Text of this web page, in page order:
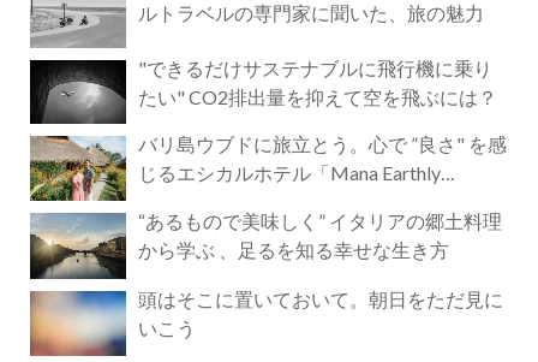
ルトラベルの専門家に聞いた、旅の魅力
"できるだけサステナブルに飛行機に乗り
たい" CO2排出量を抑えて空を飛ぶには？
バリ島ウブドに旅立とう。心で ”良さ" を感
じるエシカルホテル「Mana Earthly
“あるもので美味しく” イタリアの郷土料理
から学ぶ 、足るを知る幸せな生き方
頭はそこに置いておいて。朝日をただ見に
いこう